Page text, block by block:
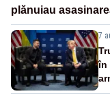
plănuiau
7
în